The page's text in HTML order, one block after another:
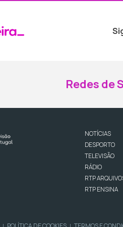
Redes de
NOTÍCIAS
DESPORTO
TELEVISÃO
RÁDIO
RTP
RTP ENSINA